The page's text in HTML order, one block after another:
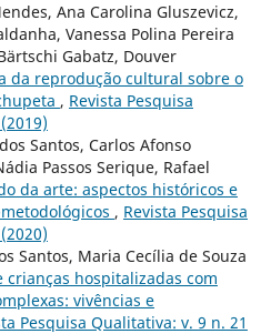
Ana Carolina Gluszevicz,
Vanessa Polina Pereira
Gabatz, Douver
da reprodução cultural sobre o
, Revista Pesquisa
Santos, Carlos Afonso
Passos Serique, Rafael
da arte: aspectos históricos e
, Revista Pesquisa
Santos, Maria Cecília de Souza
crianças hospitalizadas com
vivências e
Pesquisa Qualitativa: v. 9 n. 21